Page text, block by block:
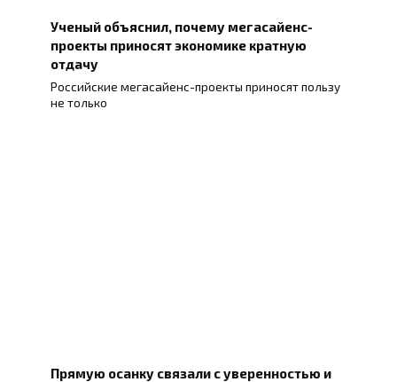
Ученый объяснил, почему мегасайенс-
проекты приносят экономике кратную
отдачу
Российские мегасайенс-проекты приносят пользу
не только
Прямую осанку связали с уверенностью и